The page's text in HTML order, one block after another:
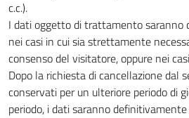
c.c.).
I dati oggetto di trattamento saranno
nei casi in cui sia strettamente
consenso del visitatore, oppure nei
Dopo la richiesta di cancellazione dal
conservati per un ulteriore periodo di
periodo, i dati saranno